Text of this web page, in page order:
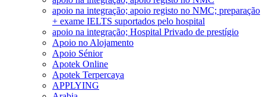
apoio na integração; apoio registo no NMC; preparação
+ exame IELTS suportados pelo hospital
apoio na integração; Hospital Privado de prestígio
Apoio no Alojamento
Apoio Sénior
Apotek Online
Apotek Terpercaya
APPLYING